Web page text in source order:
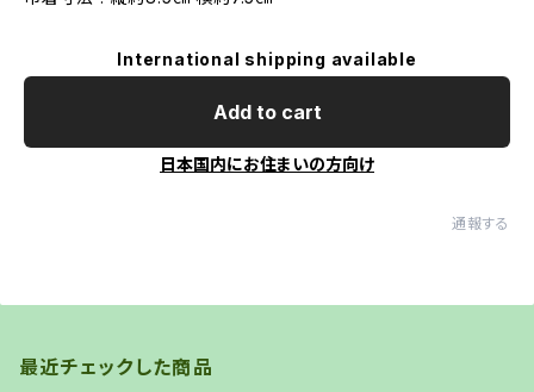
International shipping available
Add to cart
日本国内にお住まいの方向け
通報する
最近チェックした商品